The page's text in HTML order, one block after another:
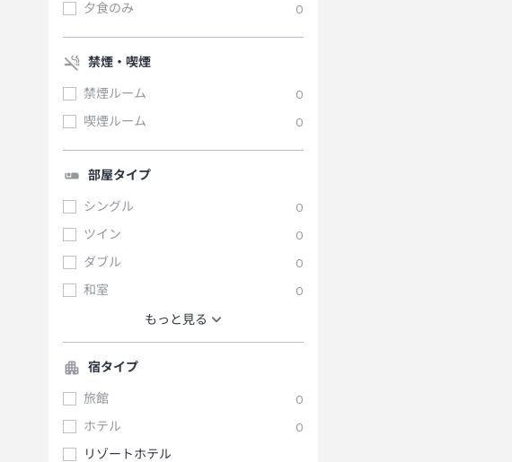
夕食のみ
0
禁煙・喫煙
禁煙ルーム
0
喫煙ルーム
0
部屋タイプ
シングル
0
ツイン
0
ダブル
0
和室
0
もっと見る
宿タイプ
旅館
0
ホテル
0
リゾートホテル